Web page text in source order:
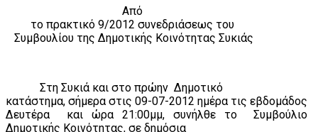
Από
το πρακτικό 9/2012 συνεδριάσεως του
Συμβουλίου της Δημοτικής Κοινότητας Συκιάς
Στη Συκιά και στο πρώην Δημοτικό
κατάστημα, σήμερα στις 09-07-2012 ημέρα τις εβδομάδος
Δευτέρα
και ώρα 21:00μμ, συνήλθε το
Συμβούλιο
Δημοτικής Κοινότητας, σε δημόσια